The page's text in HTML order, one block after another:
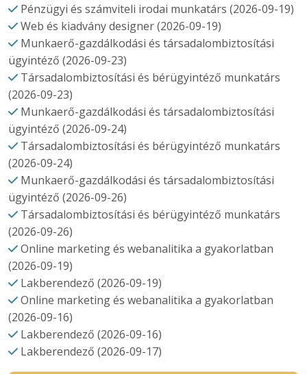
Pénzügyi és számviteli irodai munkatárs (2026-09-19)
Web és kiadvány designer (2026-09-19)
Munkaerő-gazdálkodási és társadalombiztosítási
ügyintéző (2026-09-23)
Társadalombiztosítási és bérügyintéző munkatárs
(2026-09-23)
Munkaerő-gazdálkodási és társadalombiztosítási
ügyintéző (2026-09-24)
Társadalombiztosítási és bérügyintéző munkatárs
(2026-09-24)
Munkaerő-gazdálkodási és társadalombiztosítási
ügyintéző (2026-09-26)
Társadalombiztosítási és bérügyintéző munkatárs
(2026-09-26)
Online marketing és webanalitika a gyakorlatban
(2026-09-19)
Lakberendező (2026-09-19)
Online marketing és webanalitika a gyakorlatban
(2026-09-16)
Lakberendező (2026-09-16)
Lakberendező (2026-09-17)